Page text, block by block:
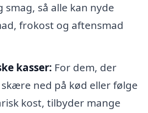
så alle kan nyde
frokost og aftensmad
kasser: For dem, der
ned på kød eller følge
kost, tilbyder mange